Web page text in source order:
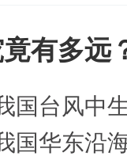
有多远
国台风中
国华东沿